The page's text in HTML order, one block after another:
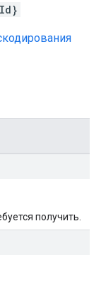
получить.